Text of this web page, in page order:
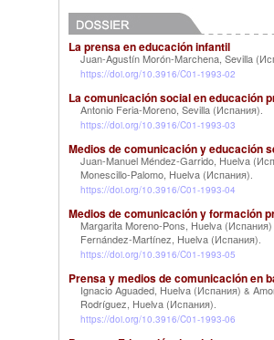
La prensa en educación infantil
Juan-Agustín Morón-Marchena, Sevilla
https://doi.org/10.3916/C01-1993-02
La comunicación social en educación
Antonio Feria-Moreno, Sevilla (Испания).
https://doi.org/10.3916/C01-1993-03
Medios de comunicación y educación
Juan-Manuel Méndez-Garrido, Huelva
Monescillo-Palomo, Huelva (Испания).
https://doi.org/10.3916/C01-1993-04
Medios de comunicación y formación
Margarita Moreno-Pons, Huelva (Испания)
Fernández-Martínez, Huelva (Испания).
https://doi.org/10.3916/C01-1993-05
Prensa y medios de comunicación en
Ignacio Aguaded, Huelva (Испания) &
Rodríguez, Huelva (Испания).
https://doi.org/10.3916/C01-1993-06